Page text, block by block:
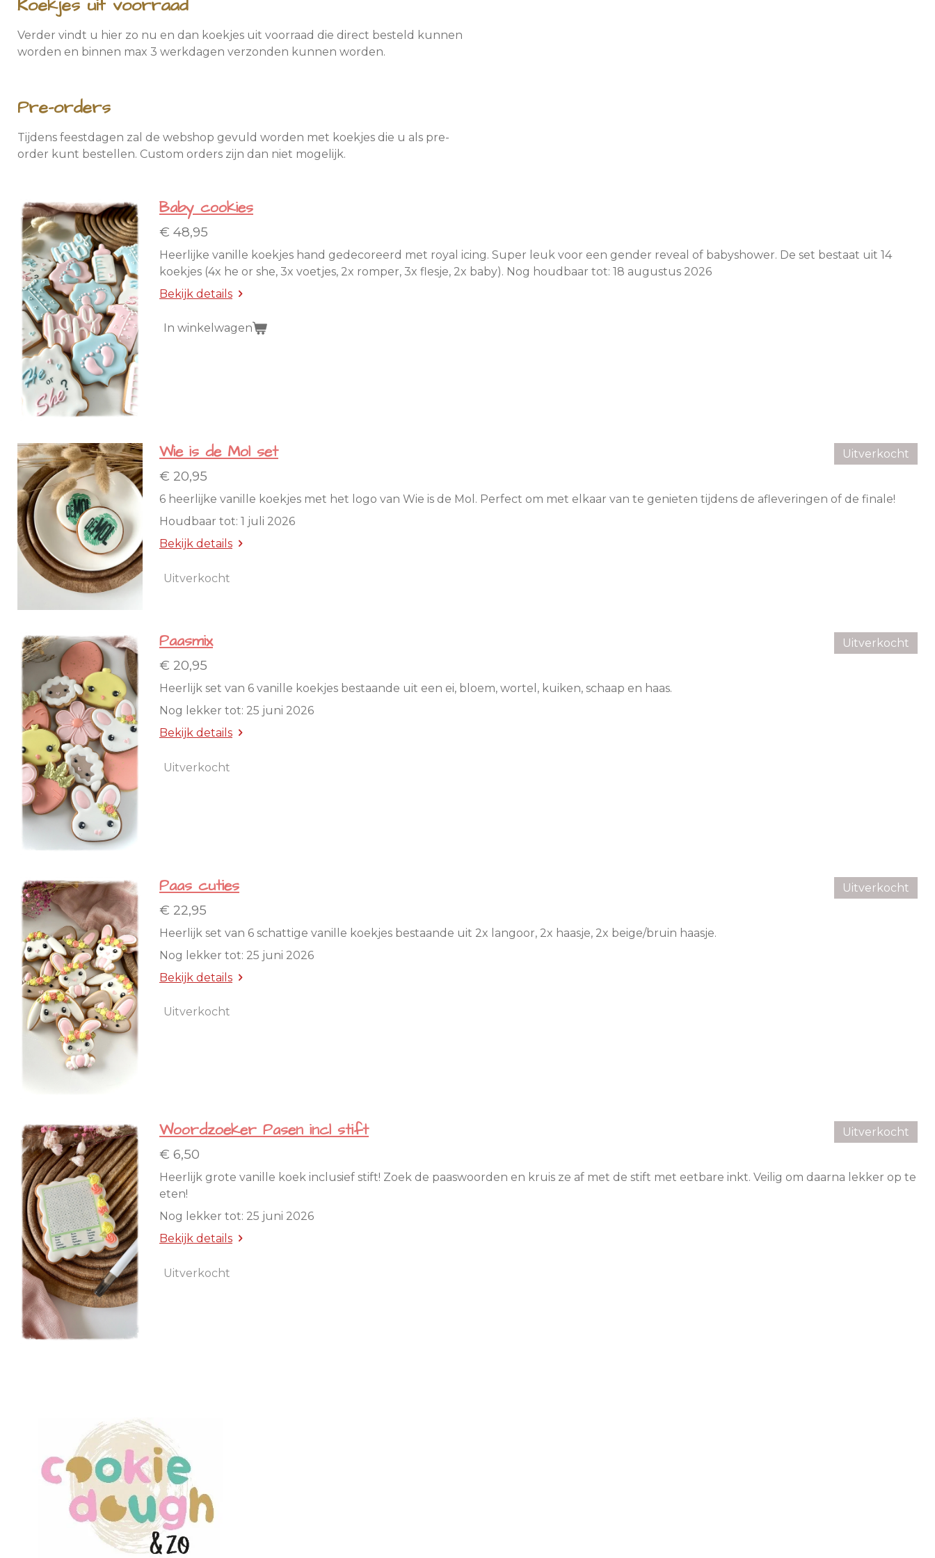
Koekjes uit voorraad
Verder vindt u hier zo nu en dan koekjes uit voorraad die direct besteld kunnen
worden en binnen max 3 werkdagen verzonden kunnen worden.
Pre-orders
Tijdens feestdagen zal de webshop gevuld worden met koekjes die u als pre-
order kunt bestellen. Custom orders zijn dan niet mogelijk.
Baby cookies
€ 48,95
Heerlijke vanille koekjes hand gedecoreerd met royal icing. Super leuk voor een gender reveal of babyshower. De set bestaat uit 14
koekjes (4x he or she, 3x voetjes, 2x romper, 3x flesje, 2x baby). Nog houdbaar tot: 18 augustus 2026
Bekijk details
In winkelwagen
Uitverkocht
Wie is de Mol set
€ 20,95
6 heerlijke vanille koekjes met het logo van Wie is de Mol. Perfect om met elkaar van te genieten tijdens de afleveringen of de finale!
Houdbaar tot: 1 juli 2026
Bekijk details
Uitverkocht
Uitverkocht
Paasmix
€ 20,95
Heerlijk set van 6 vanille koekjes bestaande uit een ei, bloem, wortel, kuiken, schaap en haas.
Nog lekker tot: 25 juni 2026
Bekijk details
Uitverkocht
Uitverkocht
Paas cuties
€ 22,95
Heerlijk set van 6 schattige vanille koekjes bestaande uit 2x langoor, 2x haasje, 2x beige/bruin haasje.
Nog lekker tot: 25 juni 2026
Bekijk details
Uitverkocht
Uitverkocht
Woordzoeker Pasen incl stift
€ 6,50
Heerlijk grote vanille koek inclusief stift! Zoek de paaswoorden en kruis ze af met de stift met eetbare inkt. Veilig om daarna lekker op te
eten!
Nog lekker tot: 25 juni 2026
Bekijk details
Uitverkocht